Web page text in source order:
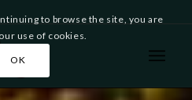
to browse the site, you are
use of cookies.
OK